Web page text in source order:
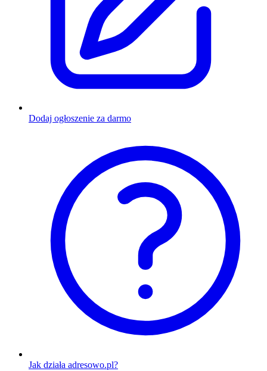
Dodaj ogłoszenie za darmo
Jak działa adresowo.pl?